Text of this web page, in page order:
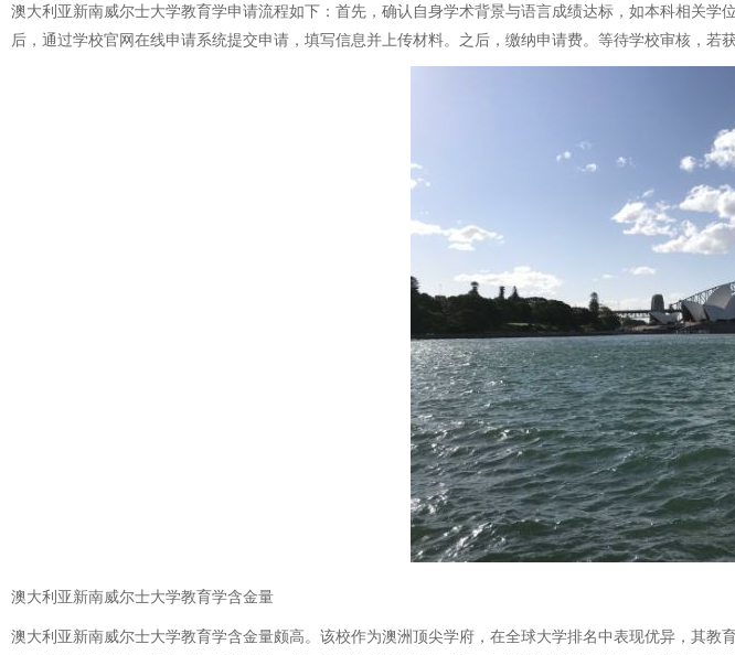
澳大利亚新南威尔士大学教育学申请流程如下：首先，确认自身学术背景与语言成绩达标，如本科相关
后，通过学校官网在线申请系统提交申请，填写信息并上传材料。之后，缴纳申请费。等待学校审核，若
澳大利亚新南威尔士大学教育学含金量
澳大利亚新南威尔士大学教育学含金量颇高。该校作为澳洲顶尖学府，在全球大学排名中表现优异，其